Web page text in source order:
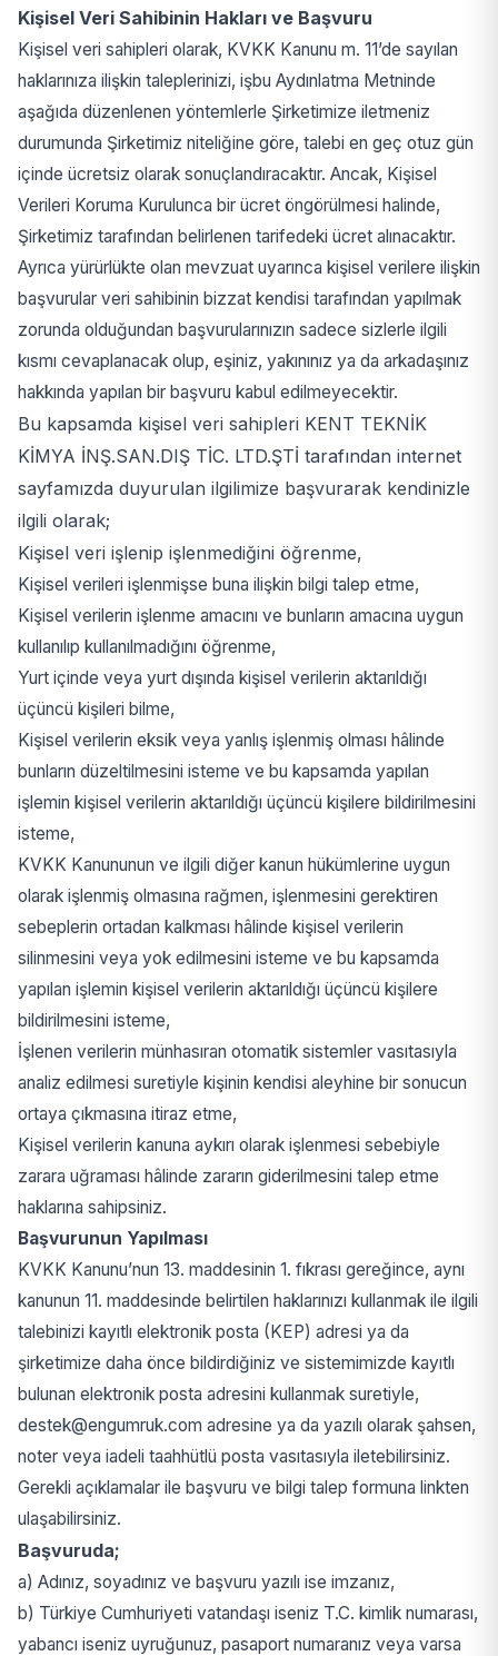
Kişisel Veri Sahibinin Hakları ve Başvuru
Kişisel veri sahipleri olarak, KVKK Kanunu m. 11’de sayılan
haklarınıza ilişkin taleplerinizi, işbu Aydınlatma Metninde
aşağıda düzenlenen yöntemlerle Şirketimize iletmeniz
durumunda Şirketimiz niteliğine göre, talebi en geç otuz gün
içinde ücretsiz olarak sonuçlandıracaktır. Ancak, Kişisel
Verileri Koruma Kurulunca bir ücret öngörülmesi halinde,
Şirketimiz tarafından belirlenen tarifedeki ücret alınacaktır.
Ayrıca yürürlükte olan mevzuat uyarınca kişisel verilere ilişkin
başvurular veri sahibinin bizzat kendisi tarafından yapılmak
zorunda olduğundan başvurularınızın sadece sizlerle ilgili
kısmı cevaplanacak olup, eşiniz, yakınınız ya da arkadaşınız
hakkında yapılan bir başvuru kabul edilmeyecektir.
Bu kapsamda kişisel veri sahipleri KENT TEKNİK
KİMYA İNŞ.SAN.DIŞ TİC. LTD.ŞTİ tarafından internet
sayfamızda duyurulan ilgilimize başvurarak kendinizle
ilgili olarak;
Kişisel veri işlenip işlenmediğini öğrenme,
Kişisel verileri işlenmişse buna ilişkin bilgi talep etme,
Kişisel verilerin işlenme amacını ve bunların amacına uygun
kullanılıp kullanılmadığını öğrenme,
Yurt içinde veya yurt dışında kişisel verilerin aktarıldığı
üçüncü kişileri bilme,
Kişisel verilerin eksik veya yanlış işlenmiş olması hâlinde
bunların düzeltilmesini isteme ve bu kapsamda yapılan
işlemin kişisel verilerin aktarıldığı üçüncü kişilere bildirilmesini
isteme,
KVKK Kanununun ve ilgili diğer kanun hükümlerine uygun
olarak işlenmiş olmasına rağmen, işlenmesini gerektiren
sebeplerin ortadan kalkması hâlinde kişisel verilerin
silinmesini veya yok edilmesini isteme ve bu kapsamda
yapılan işlemin kişisel verilerin aktarıldığı üçüncü kişilere
bildirilmesini isteme,
İşlenen verilerin münhasıran otomatik sistemler vasıtasıyla
analiz edilmesi suretiyle kişinin kendisi aleyhine bir sonucun
ortaya çıkmasına itiraz etme,
Kişisel verilerin kanuna aykırı olarak işlenmesi sebebiyle
zarara uğraması hâlinde zararın giderilmesini talep etme
haklarına sahipsiniz.
Başvurunun Yapılması
KVKK Kanunu’nun 13. maddesinin 1. fıkrası gereğince, aynı
kanunun 11. maddesinde belirtilen haklarınızı kullanmak ile ilgili
talebinizi kayıtlı elektronik posta (KEP) adresi ya da
şirketimize daha önce bildirdiğiniz ve sistemimizde kayıtlı
bulunan elektronik posta adresini kullanmak suretiyle,
destek@engumruk.com adresine ya da yazılı olarak şahsen,
noter veya iadeli taahhütlü posta vasıtasıyla iletebilirsiniz.
Gerekli açıklamalar ile başvuru ve bilgi talep formuna linkten
ulaşabilirsiniz.
Başvuruda;
a) Adınız, soyadınız ve başvuru yazılı ise imzanız,
b) Türkiye Cumhuriyeti vatandaşı iseniz T.C. kimlik numarası,
yabancı iseniz uyruğunuz, pasaport numaranız veya varsa